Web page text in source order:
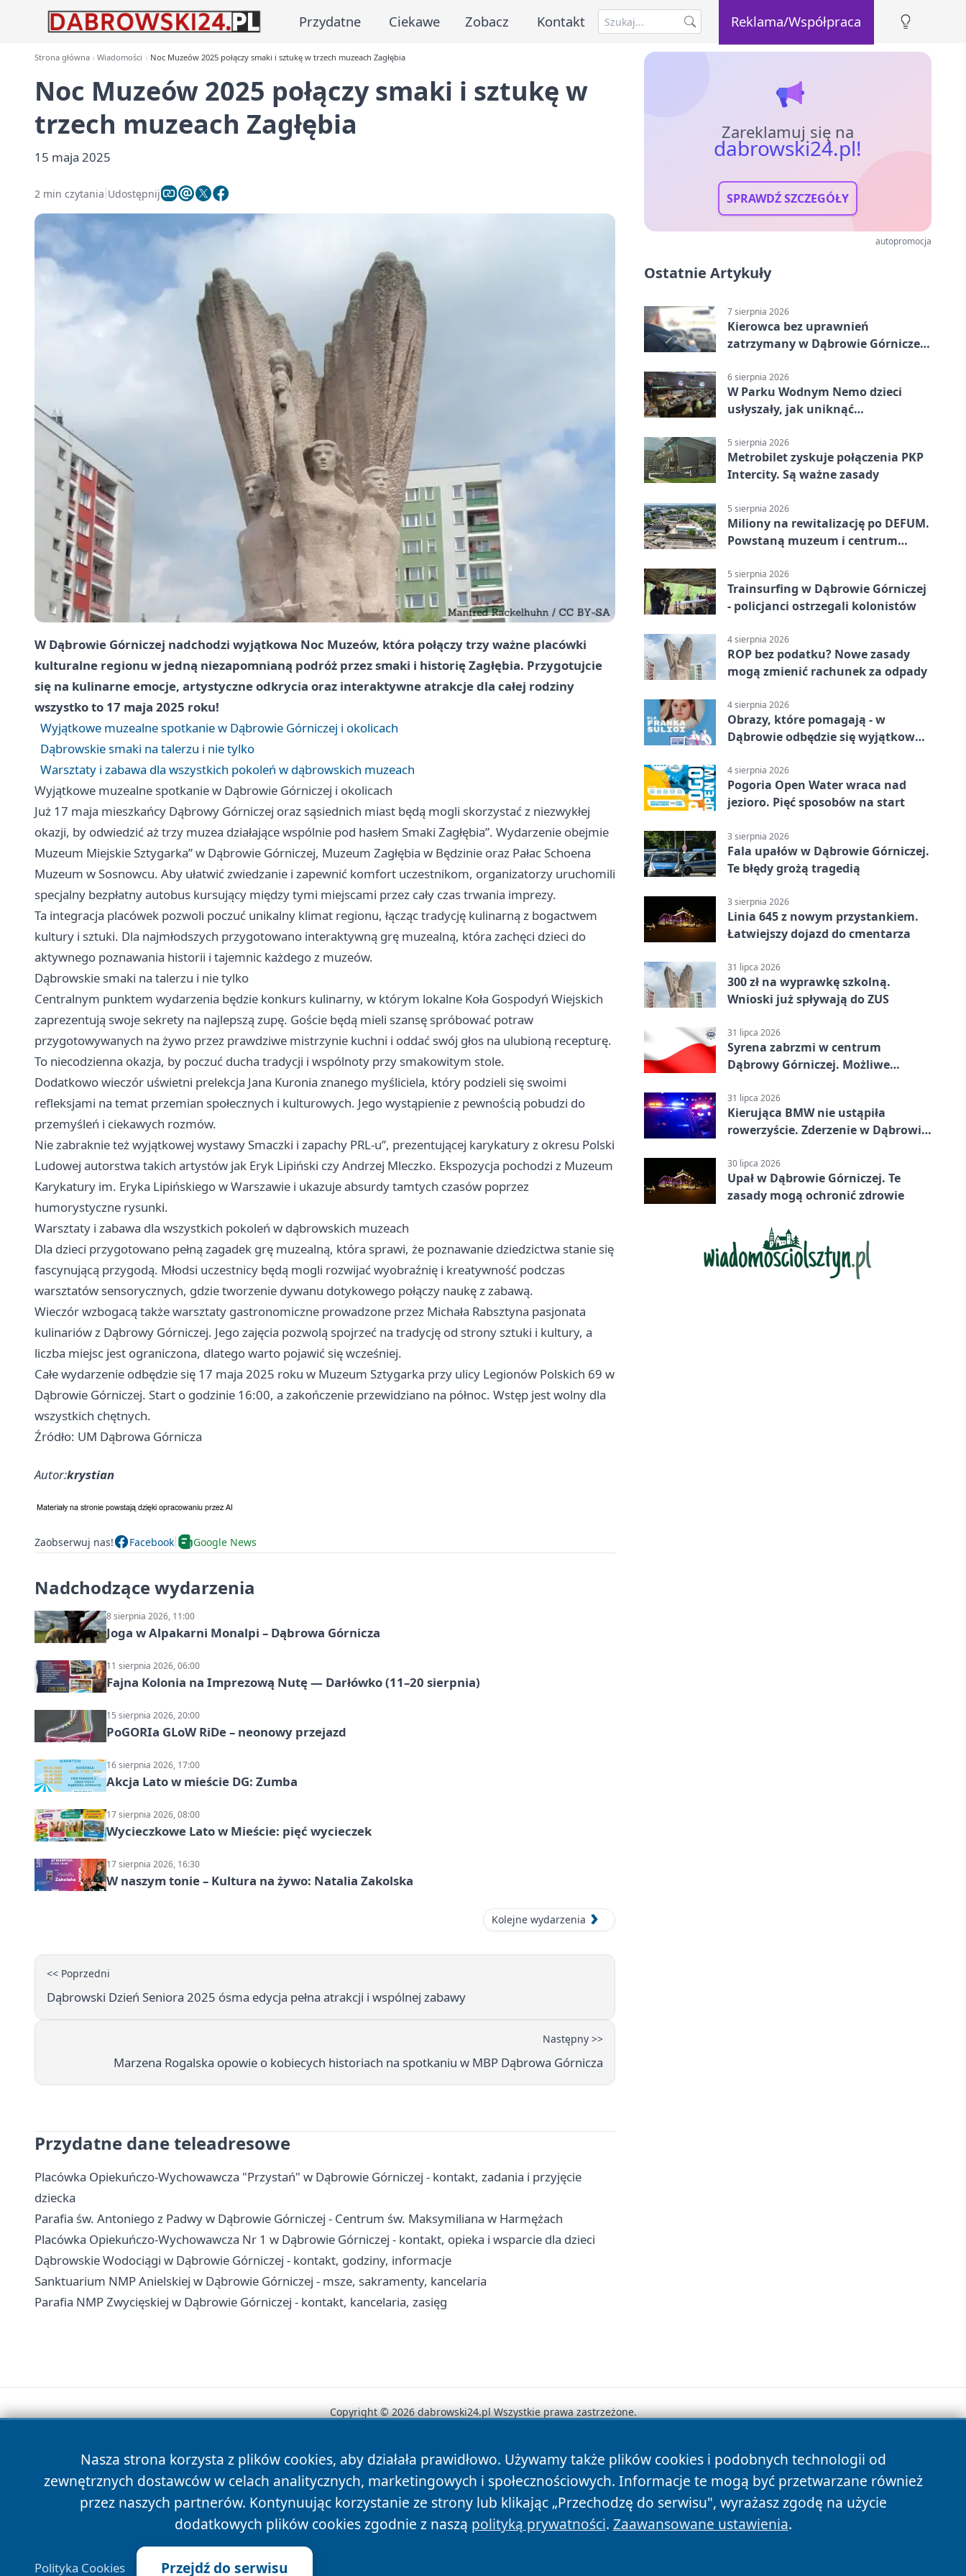
Przydatne Ciekawe Zobacz Kontakt Reklama/Współpraca
Strona główna Wiadomości Noc Muzeów 2025 połączy smaki i sztukę w trzech muzeach Zagłębia
Noc Muzeów 2025 połączy smaki i sztukę w
trzech muzeach Zagłębia
15 maja 2025
2 min czytania Udostępnij
W Dąbrowie Górniczej nadchodzi wyjątkowa Noc Muzeów, która połączy trzy ważne placówki
kulturalne regionu w jedną niezapomnianą podróż przez smaki i historię Zagłębia. Przygotujcie
się na kulinarne emocje, artystyczne odkrycia oraz interaktywne atrakcje dla całej rodziny
wszystko to 17 maja 2025 roku!
Wyjątkowe muzealne spotkanie w Dąbrowie Górniczej i okolicach
Dąbrowskie smaki na talerzu i nie tylko
Warsztaty i zabawa dla wszystkich pokoleń w dąbrowskich muzeach
Wyjątkowe muzealne spotkanie w Dąbrowie Górniczej i okolicach
Już 17 maja mieszkańcy Dąbrowy Górniczej oraz sąsiednich miast będą mogli skorzystać z niezwykłej
okazji, by odwiedzić aż trzy muzea działające wspólnie pod hasłem Smaki Zagłębia”. Wydarzenie obejmie
Muzeum Miejskie Sztygarka” w Dąbrowie Górniczej, Muzeum Zagłębia w Będzinie oraz Pałac Schoena
Muzeum w Sosnowcu. Aby ułatwić zwiedzanie i zapewnić komfort uczestnikom, organizatorzy uruchomili
specjalny bezpłatny autobus kursujący między tymi miejscami przez cały czas trwania imprezy.
Ta integracja placówek pozwoli poczuć unikalny klimat regionu, łącząc tradycję kulinarną z bogactwem
kultury i sztuki. Dla najmłodszych przygotowano interaktywną grę muzealną, która zachęci dzieci do
aktywnego poznawania historii i tajemnic każdego z muzeów.
Dąbrowskie smaki na talerzu i nie tylko
Centralnym punktem wydarzenia będzie konkurs kulinarny, w którym lokalne Koła Gospodyń Wiejskich
zaprezentują swoje sekrety na najlepszą zupę. Goście będą mieli szansę spróbować potraw
przygotowywanych na żywo przez prawdziwe mistrzynie kuchni i oddać swój głos na ulubioną recepturę.
To niecodzienna okazja, by poczuć ducha tradycji i wspólnoty przy smakowitym stole.
Dodatkowo wieczór uświetni prelekcja Jana Kuronia znanego myśliciela, który podzieli się swoimi
refleksjami na temat przemian społecznych i kulturowych. Jego wystąpienie z pewnością pobudzi do
przemyśleń i ciekawych rozmów.
Nie zabraknie też wyjątkowej wystawy Smaczki i zapachy PRL-u”, prezentującej karykatury z okresu Polski
Ludowej autorstwa takich artystów jak Eryk Lipiński czy Andrzej Mleczko. Ekspozycja pochodzi z Muzeum
Karykatury im. Eryka Lipińskiego w Warszawie i ukazuje absurdy tamtych czasów poprzez
humorystyczne rysunki.
Warsztaty i zabawa dla wszystkich pokoleń w dąbrowskich muzeach
Dla dzieci przygotowano pełną zagadek grę muzealną, która sprawi, że poznawanie dziedzictwa stanie się
fascynującą przygodą. Młodsi uczestnicy będą mogli rozwijać wyobraźnię i kreatywność podczas
warsztatów sensorycznych, gdzie tworzenie dywanu dotykowego połączy naukę z zabawą.
Wieczór wzbogacą także warsztaty gastronomiczne prowadzone przez Michała Rabsztyna pasjonata
kulinariów z Dąbrowy Górniczej. Jego zajęcia pozwolą spojrzeć na tradycję od strony sztuki i kultury, a
liczba miejsc jest ograniczona, dlatego warto pojawić się wcześniej.
Całe wydarzenie odbędzie się 17 maja 2025 roku w Muzeum Sztygarka przy ulicy Legionów Polskich 69 w
Dąbrowie Górniczej. Start o godzinie 16:00, a zakończenie przewidziano na północ. Wstęp jest wolny dla
wszystkich chętnych.
Źródło: UM Dąbrowa Górnicza
Autor:krystian
Zaobserwuj nas! Facebook Google News
Nadchodzące wydarzenia
8 sierpnia 2026, 11:00
Joga w Alpakarni Monalpi – Dąbrowa Górnicza
11 sierpnia 2026, 06:00
Fajna Kolonia na Imprezową Nutę — Darłówko (11–20 sierpnia)
15 sierpnia 2026, 20:00
PoGORIa GLoW RiDe – neonowy przejazd
16 sierpnia 2026, 17:00
Akcja Lato w mieście DG: Zumba
17 sierpnia 2026, 08:00
Wycieczkowe Lato w Mieście: pięć wycieczek
17 sierpnia 2026, 16:30
W naszym tonie – Kultura na żywo: Natalia Zakolska
Kolejne wydarzenia
<< Poprzedni
Dąbrowski Dzień Seniora 2025 ósma edycja pełna atrakcji i wspólnej zabawy
Następny >>
Marzena Rogalska opowie o kobiecych historiach na spotkaniu w MBP Dąbrowa Górnicza
Przydatne dane teleadresowe
Placówka Opiekuńczo-Wychowawcza "Przystań" w Dąbrowie Górniczej - kontakt, zadania i przyjęcie
dziecka
Parafia św. Antoniego z Padwy w Dąbrowie Górniczej - Centrum św. Maksymiliana w Harmężach
Placówka Opiekuńczo-Wychowawcza Nr 1 w Dąbrowie Górniczej - kontakt, opieka i wsparcie dla dzieci
Dąbrowskie Wodociągi w Dąbrowie Górniczej - kontakt, godziny, informacje
Sanktuarium NMP Anielskiej w Dąbrowie Górniczej - msze, sakramenty, kancelaria
Parafia NMP Zwycięskiej w Dąbrowie Górniczej - kontakt, kancelaria, zasięg
Zareklamuj się na
dabrowski24.pl!
SPRAWDŹ SZCZEGÓŁY
autopromocja
Ostatnie Artykuły
7 sierpnia 2026
Kierowca bez uprawnień
zatrzymany w Dąbrowie Górniczej.
6 sierpnia 2026
W Parku Wodnym Nemo dzieci
usłyszały, jak uniknąć
5 sierpnia 2026
Metrobilet zyskuje połączenia PKP
Intercity. Są ważne zasady
5 sierpnia 2026
Miliony na rewitalizację po DEFUM.
Powstaną muzeum i centrum
5 sierpnia 2026
Trainsurfing w Dąbrowie Górniczej
- policjanci ostrzegali kolonistów
4 sierpnia 2026
ROP bez podatku? Nowe zasady
mogą zmienić rachunek za odpady
4 sierpnia 2026
Obrazy, które pomagają - w
Dąbrowie odbędzie się wyjątkowa
4 sierpnia 2026
Pogoria Open Water wraca nad
jezioro. Pięć sposobów na start
3 sierpnia 2026
Fala upałów w Dąbrowie Górniczej.
Te błędy grożą tragedią
3 sierpnia 2026
Linia 645 z nowym przystankiem.
Łatwiejszy dojazd do cmentarza
31 lipca 2026
300 zł na wyprawkę szkolną.
Wnioski już spływają do ZUS
31 lipca 2026
Syrena zabrzmi w centrum
Dąbrowy Górniczej. Możliwe
31 lipca 2026
Kierująca BMW nie ustąpiła
rowerzyście. Zderzenie w Dąbrowie
30 lipca 2026
Upał w Dąbrowie Górniczej. Te
zasady mogą ochronić zdrowie
Nasza strona korzysta z plików cookies, aby działała prawidłowo. Używamy także plików cookies i podobnych technologii od
zewnętrznych dostawców w celach analitycznych, marketingowych i społecznościowych. Informacje te mogą być przetwarzane również
przez naszych partnerów. Kontynuując korzystanie ze strony lub klikając „Przechodzę do serwisu", wyrażasz zgodę na użycie
dodatkowych plików cookies zgodnie z naszą polityką prywatności. Zaawansowane ustawienia.
Polityka Cookies Przejdź do serwisu
Copyright © 2026 dabrowski24.pl Wszystkie prawa zastrzeżone.
News Autorzy Polityka Prywatności Polityka Cookies